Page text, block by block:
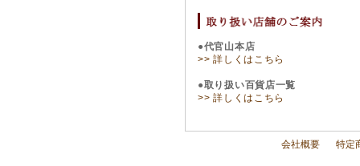
●代官山本店
>> 詳しくはこちら
●取り扱い百貨店一覧
>> 詳しくはこちら
会社概要 特定